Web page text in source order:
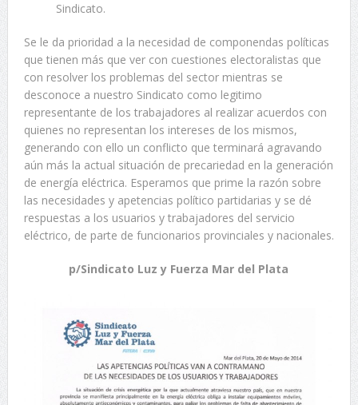
Sindicato.
Se le da prioridad a la necesidad de componendas políticas
que tienen más que ver con cuestiones electoralistas que
con resolver los problemas del sector mientras se
desconoce a nuestro Sindicato como legitimo
representante de los trabajadores al realizar acuerdos con
quienes no representan los intereses de los mismos,
generando con ello un conflicto que terminará agravando
aún más la actual situación de precariedad en la generación
de energía eléctrica. Esperamos que prime la razón sobre
las necesidades y apetencias político partidarias y se dé
respuestas a los usuarios y trabajadores del servicio
eléctrico, de parte de funcionarios provinciales y nacionales.
p/Sindicato Luz y Fuerza Mar del Plata